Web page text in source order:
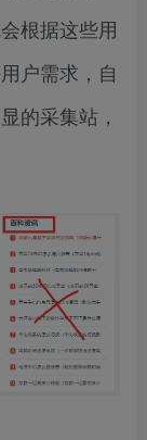
根据这些用
户需求，自
的采集站，